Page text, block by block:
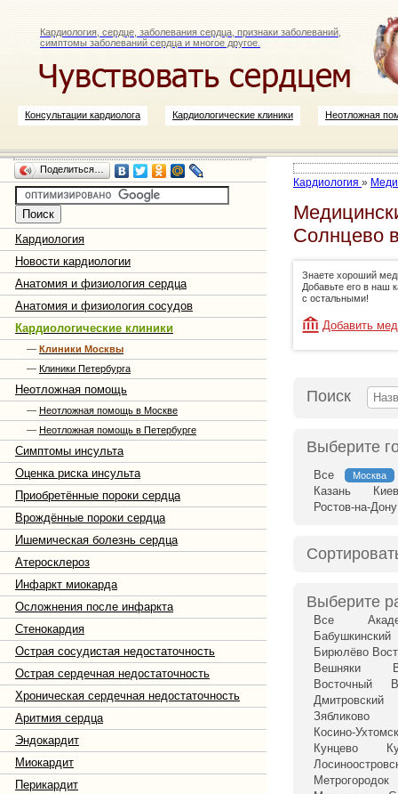
Кардиология, сердце, заболевания сердца, признаки заболеваний,
симптомы заболеваний сердца и многое другое.
Консультации кардиолога Кардиологические клиники Неотложная
Поделиться…
Кардиология
Новости кардиологии
Анатомия и физиология сердца
Анатомия и физиология сосудов
Кардиологические клиники
— Клиники Москвы
— Клиники Петербурга
Неотложная помощь
— Неотложная помощь в Москве
— Неотложная помощь в Петербурге
Симптомы инсульта
Оценка риска инсульта
Приобретённые пороки сердца
Врождённые пороки сердца
Ишемическая болезнь сердца
Атеросклероз
Инфаркт миокарда
Осложнения после инфаркта
Стенокардия
Острая сосудистая недостаточность
Острая сердечная недостаточность
Хроническая сердечная недостаточность
Аритмия сердца
Эндокардит
Миокардит
Перикардит
Кардиология »
Солнцево
Знаете хороший
Добавьте его в наш
с остальными!
Добавить
Поиск
Выберите
Все Москва
Казань
Ростов-на-Дону
Выберите
Все
Бабушкинский
Бирюлёво
Вешняки
Восточный
Дмитровский
Зябликово
Косино-
Кунцево
Метрогородок